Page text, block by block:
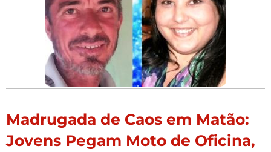
Madrugada de Caos em Matão:
Jovens Pegam Moto de Oficina,